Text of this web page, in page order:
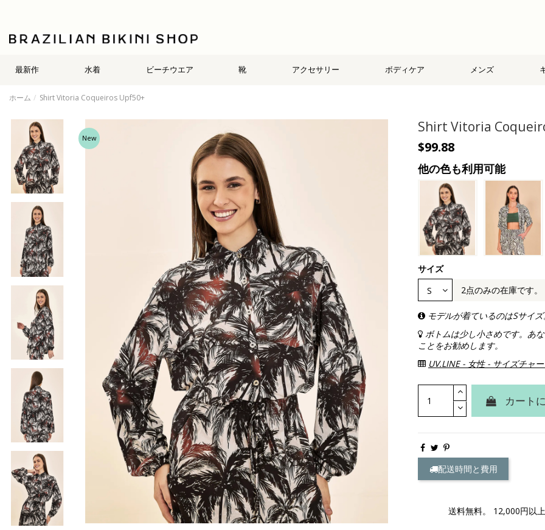
最新作 水着 ビーチウエア 靴 アクセサリー ボディケア メンズ
ホーム Shirt Vitoria Coqueiros Upf50+
New
Shirt Vitoria
$99.88
他の色も利用可能
サイズ
2点のみの在庫です。
モデルが着ているのはSサイ
ボトムは少し小さめです。あ
ことをお勧めします。
UV.LINE - 女性 - サイズチャ
カート
配送時間と費用
送料無料。 12,000円以